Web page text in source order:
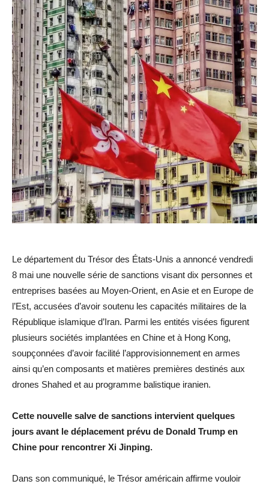
Le département du Trésor des États-Unis a annoncé vendredi
8 mai une nouvelle série de sanctions visant dix personnes et
entreprises basées au Moyen-Orient, en Asie et en Europe de
l’Est, accusées d’avoir soutenu les capacités militaires de la
République islamique d’Iran. Parmi les entités visées figurent
plusieurs sociétés implantées en Chine et à Hong Kong,
soupçonnées d’avoir facilité l’approvisionnement en armes
ainsi qu’en composants et matières premières destinés aux
drones Shahed et au programme balistique iranien.
Cette nouvelle salve de sanctions intervient quelques
jours avant le déplacement prévu de Donald Trump en
Chine pour rencontrer Xi Jinping.
Dans son communiqué, le Trésor américain affirme vouloir